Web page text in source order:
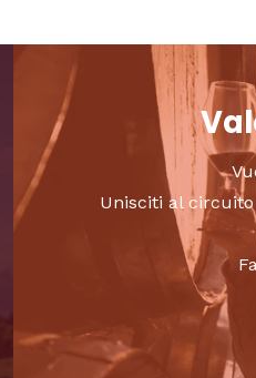
Unisciti al circuito